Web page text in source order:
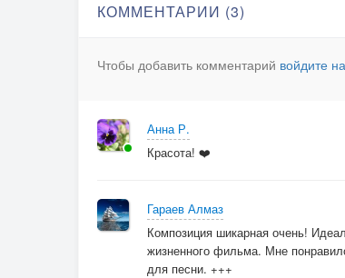
КОММЕНТАРИИ (3)
Чтобы добавить комментарий войдите
Анна Р.
Красота! ❤️
Гараев Алмаз
Композиция шикарная очень!
жизненного фильма. Мне
для песни. +++